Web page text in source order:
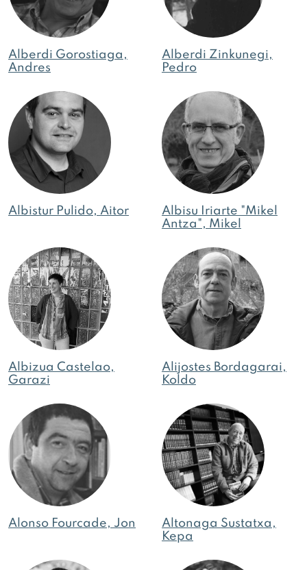
Alberdi Gorostiaga,
Andres
Alberdi Zinkunegi,
Pedro
Albistur Pulido, Aitor
Albisu Iriarte "Mikel
Antza", Mikel
Albizua Castelao,
Garazi
Alijostes Bordagarai,
Koldo
Alonso Fourcade, Jon
Altonaga Sustatxa,
Kepa